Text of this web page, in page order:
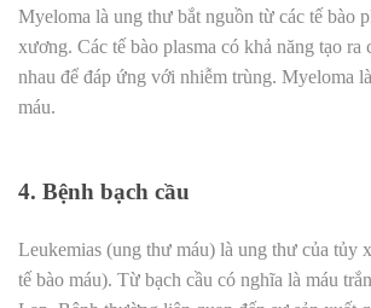
Myeloma là ung thư bắt nguồn từ các tế bào
xương. Các tế bào plasma có khả năng tạo ra
nhau để đáp ứng với nhiễm trùng. Myeloma
máu.
4. Bệnh bạch cầu
Leukemias (ung thư máu) là ung thư của tủy
tế bào máu). Từ bạch cầu có nghĩa là máu